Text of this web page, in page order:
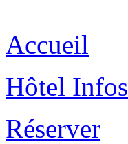
Accueil
Hôtel Infos
Réserver